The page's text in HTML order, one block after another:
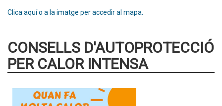
Clica aquí o a la imatge per accedir al mapa.
CONSELLS D'AUTOPROTECCIÓ
PER CALOR INTENSA